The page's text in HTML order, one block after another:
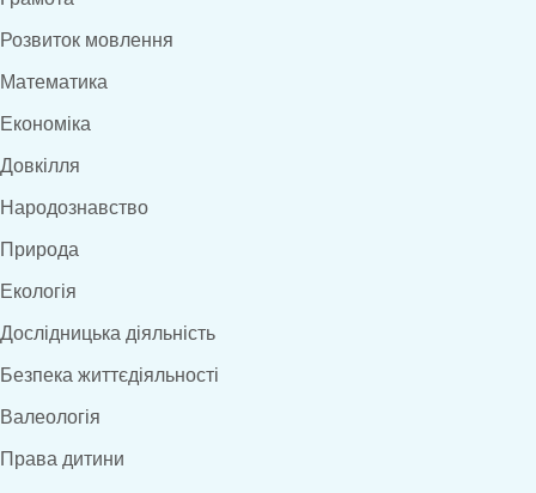
Розвиток мовлення
Математика
Економіка
Довкілля
Народознавство
Природа
Екологія
Дослідницька діяльність
Безпека життєдіяльності
Валеологія
Права дитини